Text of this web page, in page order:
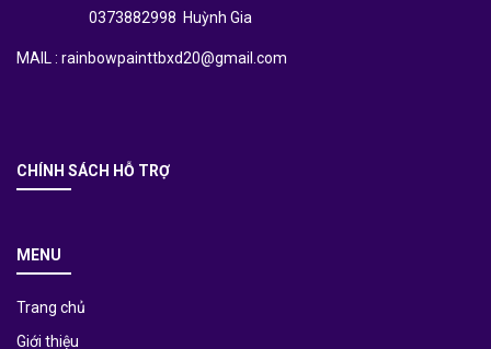
0373882998 Huỳnh Gia
MAIL : rainbowpainttbxd20@gmail.com
CHÍNH SÁCH HỖ TRỢ
MENU
Trang chủ
Giới thiệu